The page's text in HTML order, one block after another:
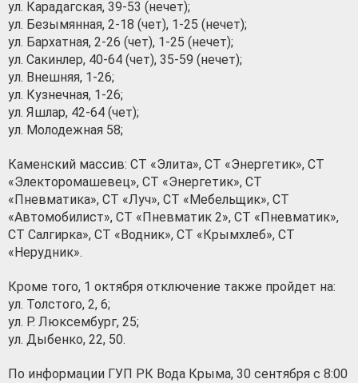
ул. Карадагская, 39-53 (нечет);
ул. Безымянная, 2-18 (чет), 1-25 (нечет);
ул. Бархатная, 2-26 (чет), 1-25 (нечет);
ул. Сакинлер, 40-64 (чет), 35-59 (нечет);
ул. Внешняя, 1-26;
ул. Кузнечная, 1-26;
ул. Яшлар, 42-64 (чет);
ул. Молодежная 58;
Каменский массив: СТ «Элита», СТ «Энергетик», СТ
«Электоромашевец», СТ «Энергетик», СТ
«Пневматика», СТ «Луч», СТ «Мебельщик», СТ
«Автомобилист», СТ «Пневматик 2», СТ «Пневматик»,
СТ Салгирка», СТ «Водник», СТ «Крымхлеб», СТ
«Нерудник».
Кроме того, 1 октября отключение также пройдет на:
ул. Толстого, 2, 6;
ул. Р. Люксембург, 25;
ул. Дыбенко, 22, 50.
По информации ГУП РК Вода Крыма, 30 сентября с 8:00